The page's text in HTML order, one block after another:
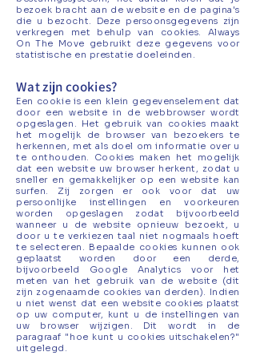
bezoek bracht aan de website en de pagina's
die u bezocht. Deze persoonsgegevens zijn
verkregen met behulp van cookies. Always
On The Move gebruikt deze gegevens voor
statistische en prestatie doeleinden.
Wat zijn cookies?
Een cookie is een klein gegevenselement dat
door een website in de webbrowser wordt
opgeslagen. Het gebruik van cookies maakt
het mogelijk de browser van bezoekers te
herkennen, met als doel om informatie over u
te onthouden. Cookies maken het mogelijk
dat een website uw browser herkent, zodat u
sneller en gemakkelijker op een website kan
surfen. Zij zorgen er ook voor dat uw
persoonlijke instellingen en voorkeuren
worden opgeslagen zodat bijvoorbeeld
wanneer u de website opnieuw bezoekt, u
door u te verkiezen taal niet nogmaals hoeft
te selecteren. Bepaalde cookies kunnen ook
geplaatst worden door een derde,
bijvoorbeeld Google Analytics voor het
meten van het gebruik van de website (dit
zijn zogenaamde cookies van derden). Indien
u niet wenst dat een website cookies plaatst
op uw computer, kunt u de instellingen van
uw browser wijzigen. Dit wordt in de
paragraaf "hoe kunt u cookies uitschakelen?"
uitgelegd.